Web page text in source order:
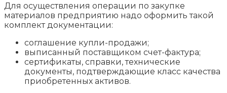
Для осуществления операции по закупке
материалов предприятию надо оформить такой
комплект документации:
соглашение купли-продажи;
выписанный поставщиком счет-фактура;
сертификаты, справки, технические
документы, подтверждающие класс качества
приобретенных активов.